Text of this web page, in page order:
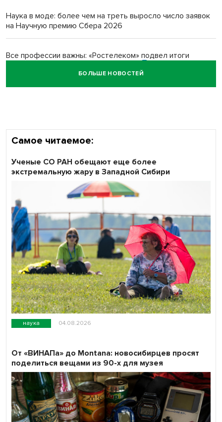
Обновлённое отделение ВТБ открылось в Искитиме
Наука в моде: более чем на треть выросло число заявок
на Научную премию Сбера 2026
Все профессии важны: «Ростелеком» подвел итоги
БОЛЬШЕ НОВОСТЕЙ
Самое читаемое:
наука 04.08.2026
Ученые СО РАН обещают еще более
экстремальную жару в Западной Сибири
От «ВИНАПа» до Montana: новосибирцев просят
поделиться вещами из 90-х для музея